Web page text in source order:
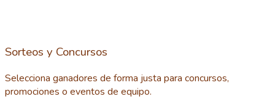
Sorteos y Concursos
Selecciona ganadores de forma justa para concursos,
promociones o eventos de equipo.